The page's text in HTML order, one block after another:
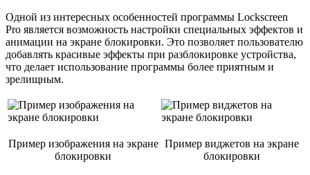
Одной из интересных особенностей программы Lockscreen
Pro является возможность настройки специальных эффектов и
анимации на экране блокировки. Это позволяет пользователю
добавлять красивые эффекты при разблокировке устройства,
что делает использование программы более приятным и
зрелищным.
Пример изображения на экране
блокировки
Пример виджетов на экране
блокировки